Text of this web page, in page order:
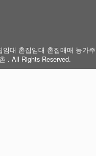
대 촌집임대 촌집매매 농가주
. All Rights Reserved.